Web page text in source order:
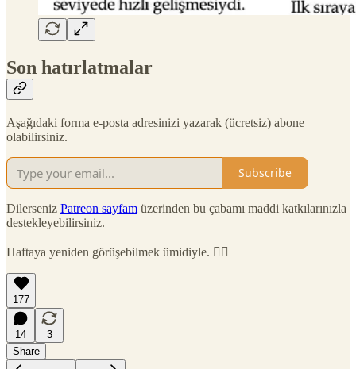
Son hatırlatmalar
Aşağıdaki forma e-posta adresinizi yazarak (ücretsiz) abone
olabilirsiniz.
Subscribe
Dilerseniz Patreon sayfam üzerinden bu çabamı maddi katkılarınızla
destekleyebilirsiniz.
Haftaya yeniden görüşebilmek ümidiyle. 🙋‍♂️
177
14
3
Share